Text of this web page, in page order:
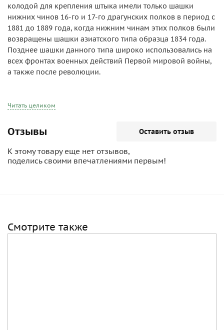
колодой для крепления штыка имели только шашки
нижних чинов 16-го и 17-го драгунских полков в период с
1881 до 1889 года, когда нижним чинам этих полков были
возвращены шашки азиатского типа образца 1834 года.
Позднее шашки данного типа широко использовались на
всех фронтах военных действий Первой мировой войны,
а также после революции.
Длина клинка: 87 см
Читать целиком
Отзывы Оставить отзыв
К этому товару еще нет отзывов,
поделись своими впечатлениями первым!
Смотрите также